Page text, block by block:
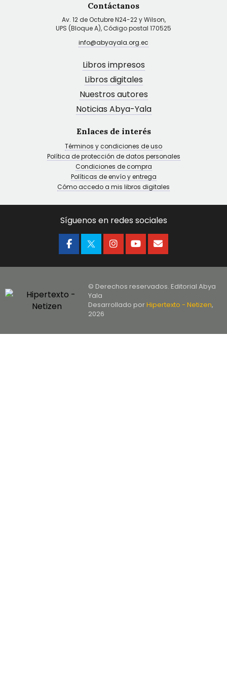
Contáctanos
Av. 12 de Octubre N24-22 y Wilson,
UPS (Bloque A), Código postal 170525
info@abyayala.org.ec
Libros impresos
Libros digitales
Nuestros autores
Noticias Abya-Yala
Enlaces de interés
Términos y condiciones de uso
Política de protección de datos personales
Condiciones de compra
Políticas de envío y entrega
Cómo accedo a mis libros digitales
Síguenos en redes sociales
© Derechos reservados. Editorial Abya
Yala
Desarrollado porHipertexto - Netizen,
2026